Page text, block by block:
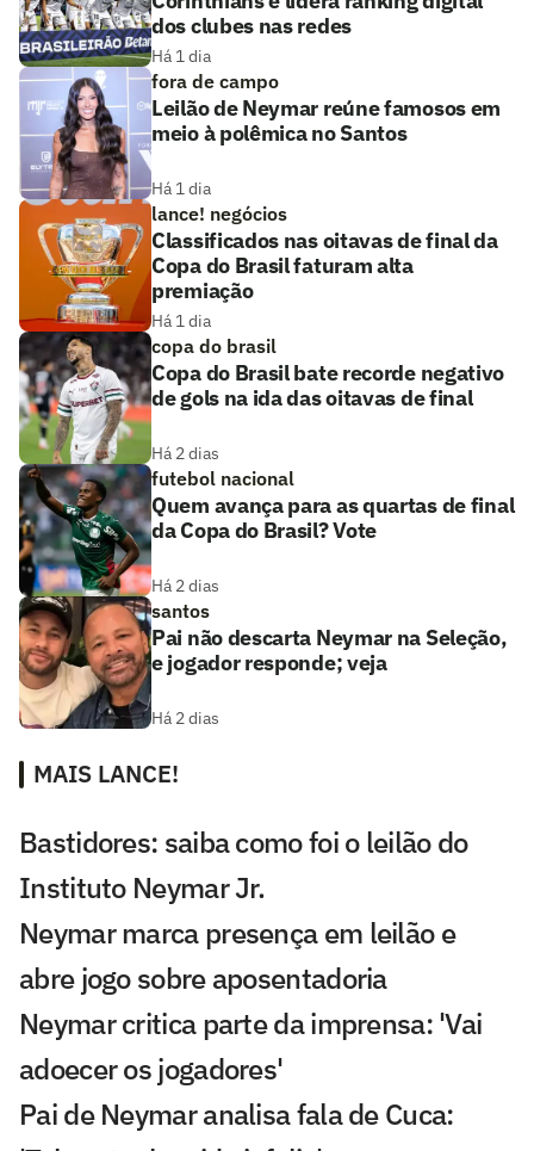
dos clubes nas redes
Há 1 dia
fora de campo
Leilão de Neymar reúne famosos em
meio à polêmica no Santos
Há 1 dia
lance! negócios
Classificados nas oitavas de final da
Copa do Brasil faturam alta
premiação
Há 1 dia
copa do brasil
Copa do Brasil bate recorde negativo
de gols na ida das oitavas de final
Há 2 dias
futebol nacional
Quem avança para as quartas de final
da Copa do Brasil? Vote
Há 2 dias
santos
Pai não descarta Neymar na Seleção,
e jogador responde; veja
Há 2 dias
MAIS LANCE!
Bastidores: saiba como foi o leilão do
Instituto Neymar Jr.
Neymar marca presença em leilão e
abre jogo sobre aposentadoria
Neymar critica parte da imprensa: 'Vai
adoecer os jogadores'
Pai de Neymar analisa fala de Cuca: